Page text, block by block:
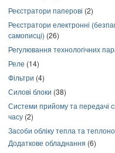
Реєстратори паперові (2)
Реєстратори електронні
самописці) (26)
Регулювання технологічних
Реле (14)
Фільтри (4)
Силові блоки (38)
Системи прийому та передачі
часу (2)
Засоби обліку тепла та
Додаткове обладнання (6)